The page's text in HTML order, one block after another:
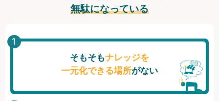
無駄になっている
そもそもナレッジを
一元化できる場所がない